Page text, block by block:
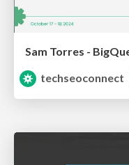
Sam Torres -
techseoconnect